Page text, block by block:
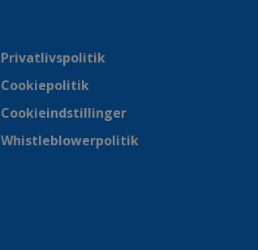
Privatlivspolitik
Cookiepolitik
Cookieindstillinger
Whistleblowerpolitik